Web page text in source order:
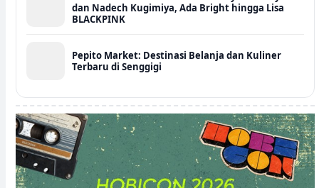
dan Nadech Kugimiya, Ada Bright hingga Lisa
BLACKPINK
Pepito Market: Destinasi Belanja dan Kuliner
Terbaru di Senggigi